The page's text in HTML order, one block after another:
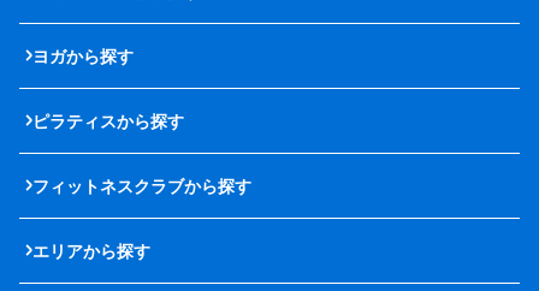
ヨガから探す
ピラティスから探す
フィットネスクラブから探す
エリアから探す